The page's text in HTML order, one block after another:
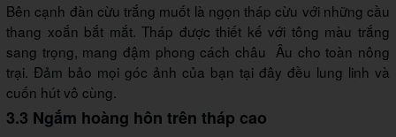
Bên cạnh đàn cừu trắng muốt là ngọn tháp cừu với những cầu
thang xoắn bắt mắt. Tháp được thiết kế với tông màu trắng
sang trọng, mang đậm phong cách châu Âu cho toàn nông
trại. Đảm bảo mọi góc ảnh của bạn tại đây đều lung linh và
cuốn hút vô cùng.
3.3 Ngắm hoàng hôn trên tháp cao